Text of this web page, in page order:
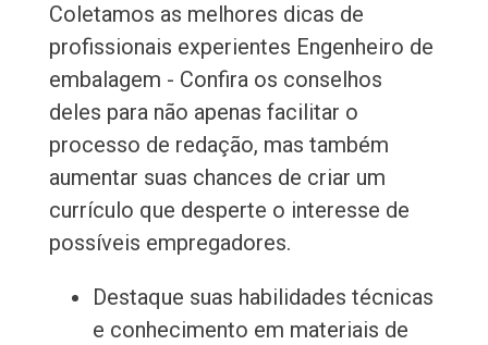
Coletamos as melhores dicas de
profissionais experientes Engenheiro de
embalagem - Confira os conselhos
deles para não apenas facilitar o
processo de redação, mas também
aumentar suas chances de criar um
currículo que desperte o interesse de
possíveis empregadores.
Destaque suas habilidades técnicas
e conhecimento em materiais de